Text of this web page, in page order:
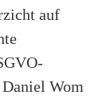
auf
Wom